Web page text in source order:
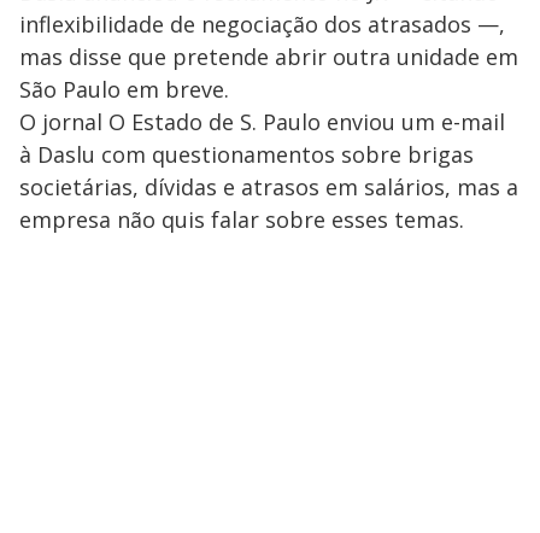
inflexibilidade de negociação dos atrasados —,
mas disse que pretende abrir outra unidade em
São Paulo em breve.
O jornal O Estado de S. Paulo enviou um e-mail
à Daslu com questionamentos sobre brigas
societárias, dívidas e atrasos em salários, mas a
empresa não quis falar sobre esses temas.